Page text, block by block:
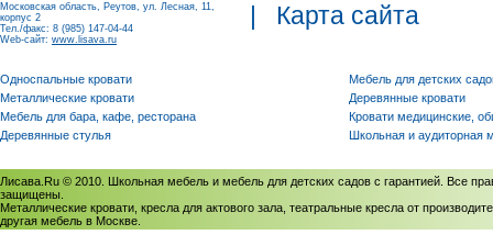
Московская область, Реутов, ул. Лесная, 11,
корпус 2
Тел./факс: 8 (985) 147-04-44
Web-сайт: www.lisava.ru
| Карта сайта
Односпальные кровати
Металлические кровати
Мебель для бара, кафе, ресторана
Деревянные стулья
Мебель для детских
Деревянные кровати
Кровати медицинские,
Школьная и аудиторная
Лисава.Ru © 2010. Школьная мебель и мебель для детских садов с гарантией. Все
защищены.
Металлические кровати, кресла для актового зала, театральные кресла от
другая мебель в Москве.
Политика использования cookies/Соглашение на обработку персональных данных